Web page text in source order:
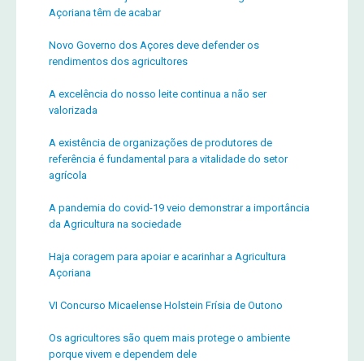
Açoriana têm de acabar
Novo Governo dos Açores deve defender os
rendimentos dos agricultores
A excelência do nosso leite continua a não ser
valorizada
A existência de organizações de produtores de
referência é fundamental para a vitalidade do setor
agrícola
A pandemia do covid-19 veio demonstrar a importância
da Agricultura na sociedade
Haja coragem para apoiar e acarinhar a Agricultura
Açoriana
VI Concurso Micaelense Holstein Frísia de Outono
Os agricultores são quem mais protege o ambiente
porque vivem e dependem dele